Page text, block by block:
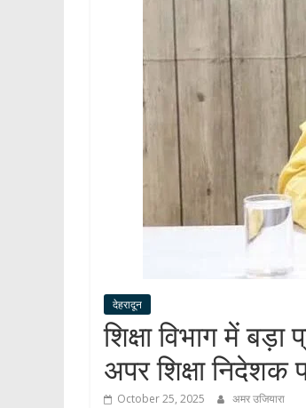
देहरादून
शिक्षा विभाग में
अपर शिक्षा निदेशक
October 25, 2025 अमर उजियारा